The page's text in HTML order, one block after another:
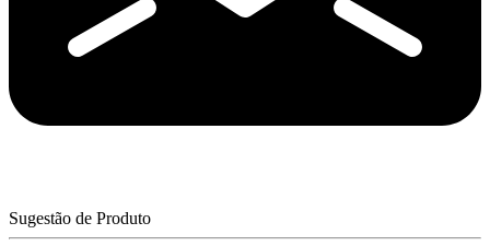
Sugestão de Produto